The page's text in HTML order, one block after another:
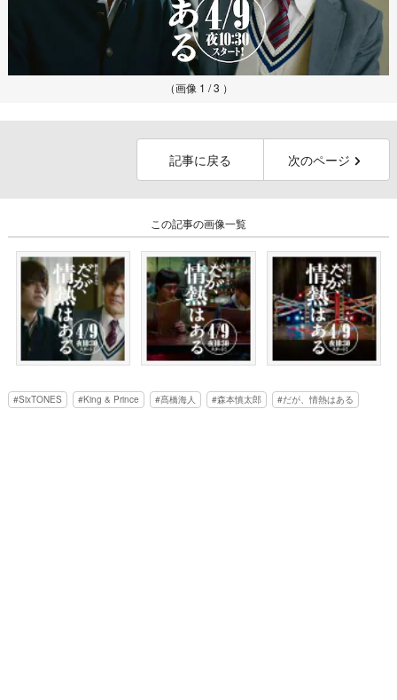
（画像 1 / 3 ）
記事に戻る 次のページ
この記事の画像一覧
SixTONES King & Prince 髙橋海人 森本慎太郎 だが、情熱はある